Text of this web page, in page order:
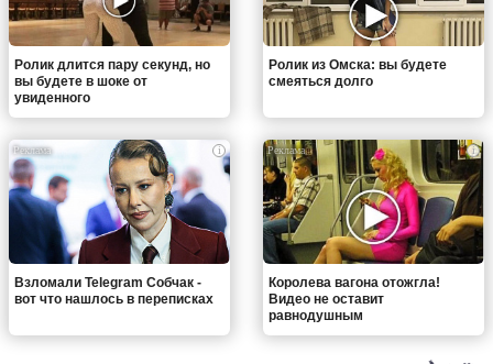
Ролик длится пару секунд, но
вы будете в шоке от
увиденного
Ролик из Омска: вы будете
смеяться долго
i
Взломали Telegram Собчак -
вот что нашлось в переписках
i
Королева вагона отожгла!
Видео не оставит
равнодушным